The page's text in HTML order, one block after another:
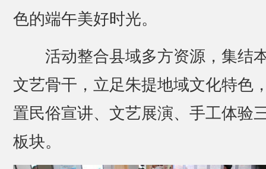
色的端午美好时光。
活动整合县域多方资源，集结
文艺骨干，立足朱提地域文化特色
置民俗宣讲、文艺展演、手工体验
板块。